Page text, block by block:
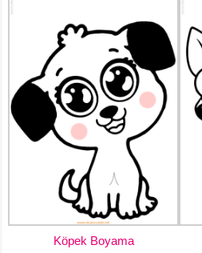
Köpek Boyama